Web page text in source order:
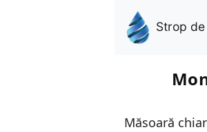
Strop
Măsoară